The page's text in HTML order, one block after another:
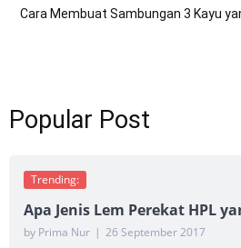
Cara Membuat Sambungan 3 Kayu
Popular Post
Trending:
Apa Jenis Lem Perekat HPL
by Prima Nur | 26 September 2017